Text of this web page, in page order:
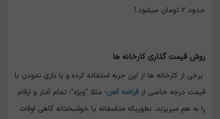
حدود 2 تومان میشود.!
روش قیمت گذاری کارخانه ها
برخی از کارخانه ها از این حربه استفاده کرده و با بازی نمودن با
قیمت درجه خاصی ازقراضه آهن؛ مثلا "ویژه"؛ تمام آمار و ارقام
را به هم میریزند، بطوریکه متاسفانه یا خوشبختانه گاهی اوقات